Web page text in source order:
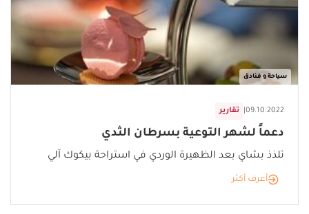
سياحة و فنادق
تقارير 09.10.2022
دعماً لشهر التوعية بسرطان الثدي
تلذذ بشاي بعد الظهيرة الوردي في استراحة بيكوك آلي
أعرف أكثر